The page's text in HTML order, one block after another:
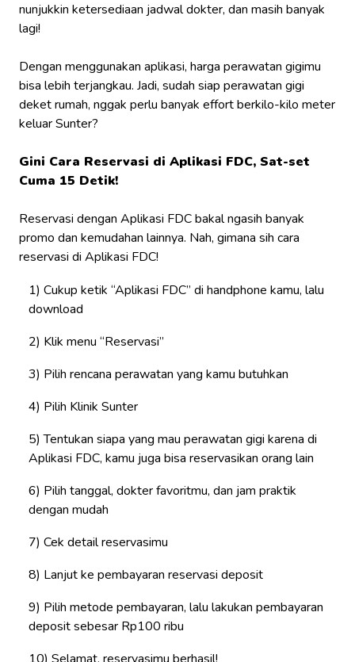
nunjukkin ketersediaan jadwal dokter, dan masih banyak
lagi!
Dengan menggunakan aplikasi, harga perawatan gigimu
bisa lebih terjangkau. Jadi, sudah siap perawatan gigi
deket rumah, nggak perlu banyak effortberkilo-kilo meter
keluar Sunter?
Gini Cara Reservasi di Aplikasi FDC, Sat-set
Cuma 15 Detik!
Reservasi dengan Aplikasi FDC bakal ngasih banyak
promo dan kemudahan lainnya. Nah, gimana sih cara
reservasi di Aplikasi FDC!
Cukup ketik “Aplikasi FDC” di handphone kamu, lalu
download
Klik menu “Reservasi”
Pilih rencana perawatan yang kamu butuhkan
Pilih Klinik Sunter
Tentukan siapa yang mau perawatan gigi karena di
Aplikasi FDC, kamu juga bisa reservasikan orang lain
Pilih tanggal, dokter favoritmu, dan jam praktik
dengan mudah
Cek detail reservasimu
Lanjut ke pembayaran reservasi deposit
Pilih metode pembayaran, lalu lakukan pembayaran
deposit sebesar Rp100 ribu